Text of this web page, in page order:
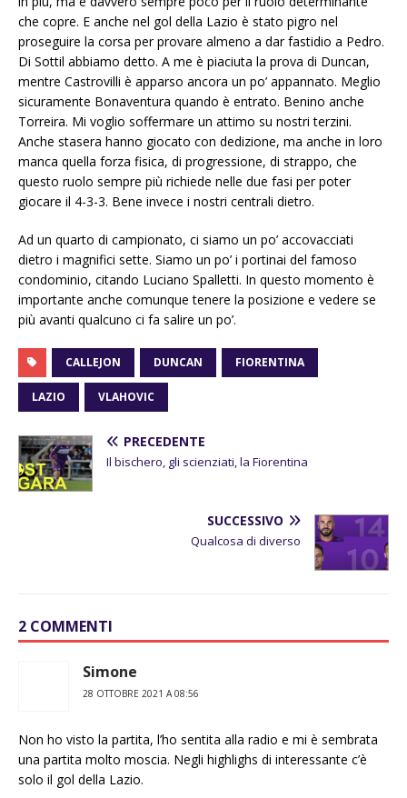
che copre. E anche nel gol della Lazio è stato pigro nel
proseguire la corsa per provare almeno a dar fastidio a Pedro.
Di Sottil abbiamo detto. A me è piaciuta la prova di Duncan,
mentre Castrovilli è apparso ancora un po’ appannato. Meglio
sicuramente Bonaventura quando è entrato. Benino anche
Torreira. Mi voglio soffermare un attimo su nostri terzini.
Anche stasera hanno giocato con dedizione, ma anche in loro
manca quella forza fisica, di progressione, di strappo, che
questo ruolo sempre più richiede nelle due fasi per poter
giocare il 4-3-3. Bene invece i nostri centrali dietro.
Ad un quarto di campionato, ci siamo un po’ accovacciati
dietro i magnifici sette. Siamo un po’ i portinai del famoso
condominio, citando Luciano Spalletti. In questo momento è
importante anche comunque tenere la posizione e vedere se
più avanti qualcuno ci fa salire un po’.
CALLEJON DUNCAN FIORENTINA
LAZIO VLAHOVIC
PRECEDENTE
Il bischero, gli scienziati, la Fiorentina
SUCCESSIVO
Qualcosa di diverso
2 COMMENTI
Simone
28 OTTOBRE 2021 A 08:56
Non ho visto la partita, l’ho sentita alla radio e mi è sembrata
una partita molto moscia. Negli highlighs di interessante c’è
solo il gol della Lazio.